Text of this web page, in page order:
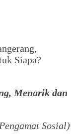
Menarik dan
Sosial)